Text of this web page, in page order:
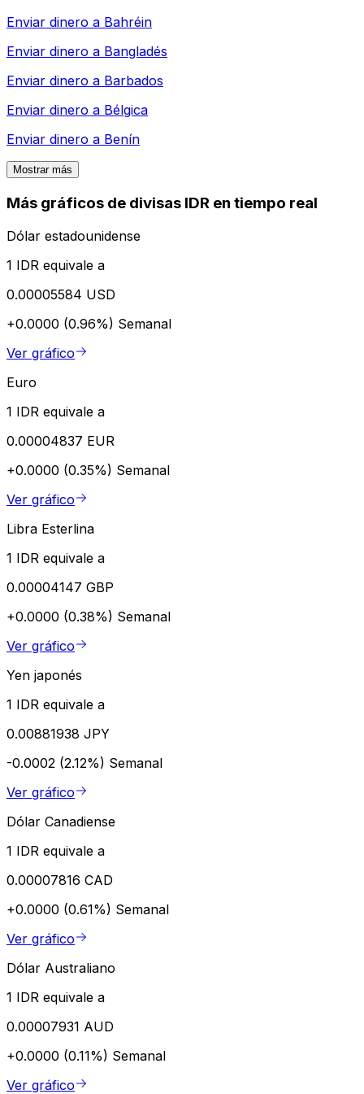
Enviar dinero a Bahréin
Enviar dinero a Bangladés
Enviar dinero a Barbados
Enviar dinero a Bélgica
Enviar dinero a Benín
Mostrar más
Más gráficos de divisas IDR en tiempo real
Dólar estadounidense
1 IDR equivale a
0.00005584 USD
+0.0000 (0.96%) Semanal
Ver gráfico
Euro
1 IDR equivale a
0.00004837 EUR
+0.0000 (0.35%) Semanal
Ver gráfico
Libra Esterlina
1 IDR equivale a
0.00004147 GBP
+0.0000 (0.38%) Semanal
Ver gráfico
Yen japonés
1 IDR equivale a
0.00881938 JPY
-0.0002 (2.12%) Semanal
Ver gráfico
Dólar Canadiense
1 IDR equivale a
0.00007816 CAD
+0.0000 (0.61%) Semanal
Ver gráfico
Dólar Australiano
1 IDR equivale a
0.00007931 AUD
+0.0000 (0.11%) Semanal
Ver gráfico